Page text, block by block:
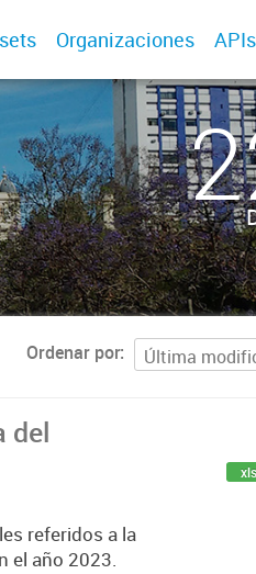
Organizaciones APIs
Ordenar por
del
referidos a la
el año 2023.
xls